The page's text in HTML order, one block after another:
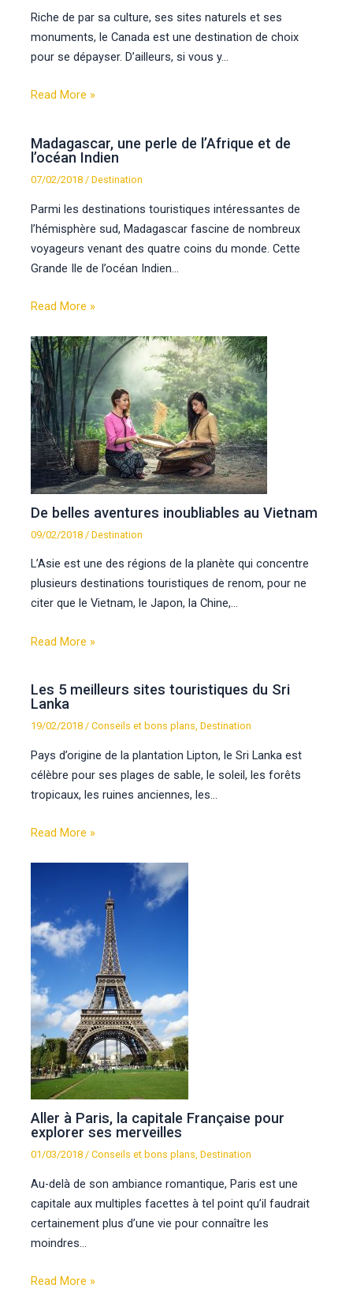
Riche de par sa culture, ses sites naturels et ses
monuments, le Canada est une destination de choix
pour se dépayser. D’ailleurs, si vous y…
Read More »
Madagascar, une perle de l’Afrique et de
l’océan Indien
07/02/2018/Destination
Parmi les destinations touristiques intéressantes de
l’hémisphère sud, Madagascar fascine de nombreux
voyageurs venant des quatre coins du monde. Cette
Grande Ile de l’océan Indien…
Read More »
De belles aventures inoubliables au Vietnam
09/02/2018 /Destination
L’Asie est une des régions de la planète qui concentre
plusieurs destinations touristiques de renom, pour ne
citer que le Vietnam, le Japon, la Chine,…
Read More »
Les 5 meilleurs sites touristiques du Sri
Lanka
19/02/2018/Conseils et bons plans,Destination
Pays d’origine de la plantation Lipton, le Sri Lanka est
célèbre pour ses plages de sable, le soleil, les forêts
tropicaux, les ruines anciennes, les…
Read More »
Aller à Paris, la capitale Française pour
explorer ses merveilles
01/03/2018 /Conseils et bons plans ,Destination
Au-delà de son ambiance romantique, Paris est une
capitale aux multiples facettes à tel point qu’il faudrait
certainement plus d’une vie pour connaître les
moindres…
Read More »